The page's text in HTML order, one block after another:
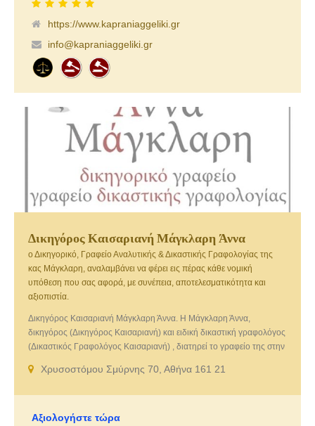
συμβουλές για τα θέματα που σας απασχολούν, καθώς και γρήγορες
https://www.kapraniaggeliki.gr
info@kapraniaggeliki.gr
Δικηγόρος Καισαριανή Μάγκλαρη Άννα
ο Δικηγορικό, Γραφείο Αναλυτικής & Δικαστικής Γραφολογίας της
κας Μάγκλαρη, αναλαμβάνει να φέρει εις πέρας κάθε νομική
υπόθεση που σας αφορά, με συνέπεια, αποτελεσματικότητα και
αξιοπιστία.
Δικηγόρος Καισαριανή Μάγκλαρη Άννα. Η Μάγκλαρη Άννα,
δικηγόρος (Δικηγόρος Καισαριανή) και ειδική δικαστική γραφολόγος
(Δικαστικός Γραφολόγος Καισαριανή) , διατηρεί το γραφείο της στην
Γραφολογίας της κας Μάγκλαρη αναλαμβάνει να φέρει εις πέρας
Γραφολογίας Καισαριανή). Επικοινωνήστε με το δικηγορικό μας
Χρυσοστόμου Σμύρνης 70, Αθήνα 161 21
Αξιολογήστε τώρα